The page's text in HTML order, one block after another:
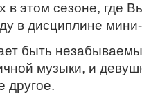
в этом сезоне, где
в дисциплине
быть
музыки, и
другое.